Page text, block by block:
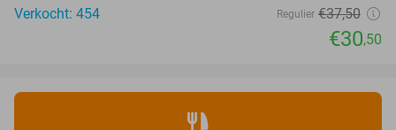
Verkocht: 454
Regulier €37,50
€30,50